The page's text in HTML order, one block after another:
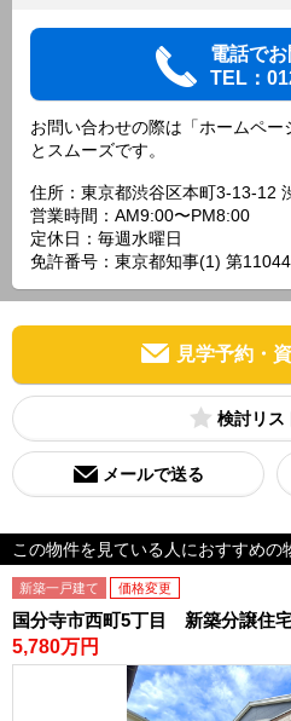
電話で
TEL：
お問い合わせの際は「ホームペー
とスムーズです。
住所：東京都渋谷区本町3-13-12
営業時間：AM9:00〜PM8:00
定休日：毎週水曜日
免許番号：東京都知事(1) 第
見学予約・
検討リス
メールで送る
この物件を見ている人におすすめの
新築一戸建て 価格変更
国分寺市西町5丁目 新築分譲住
5,780万円